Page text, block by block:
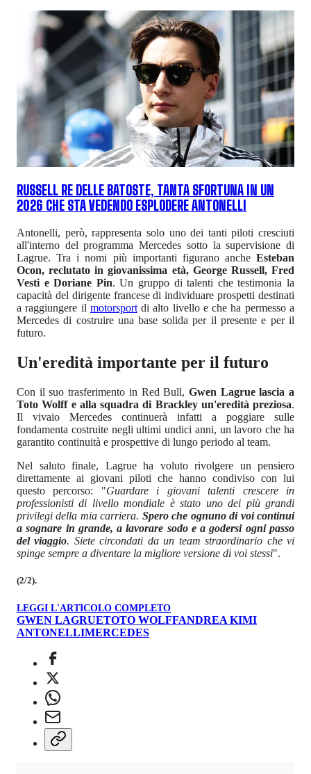
RUSSELL RE DELLE BATOSTE, TANTA SFORTUNA IN UN
2026 CHE STA VEDENDO ESPLODERE ANTONELLI
Antonelli, però, rappresenta solo uno dei tanti piloti cresciuti
all'interno del programma Mercedes sotto la supervisione di
Lagrue. Tra i nomi più importanti figurano anche Esteban
Ocon, reclutato in giovanissima età, George Russell, Fred
Vesti e Doriane Pin. Un gruppo di talenti che testimonia la
capacità del dirigente francese di individuare prospetti destinati
a raggiungere il motorsportdi alto livello e che ha permesso a
Mercedes di costruire una base solida per il presente e per il
futuro.
Un'eredità importante per il futuro
Con il suo trasferimento in Red Bull, Gwen Lagrue lascia a
Toto Wolff e alla squadra di Brackley un'eredità preziosa.
Il vivaio Mercedes continuerà infatti a poggiare sulle
fondamenta costruite negli ultimi undici anni, un lavoro che ha
garantito continuità e prospettive di lungo periodo al team.
Nel saluto finale, Lagrue ha voluto rivolgere un pensiero
direttamente ai giovani piloti che hanno condiviso con lui
questo percorso: "Guardare i giovani talenti crescere in
professionisti di livello mondiale è stato uno dei più grandi
privilegi della mia carriera. Spero che ognuno di voi continui
a sognare in grande, a lavorare sodo e a godersi ogni passo
del viaggio. Siete circondati da un team straordinario che vi
spinge sempre a diventare la migliore versione di voi stessi".
(2/2).
LEGGI L'ARTICOLO COMPLETO
GWEN LAGRUETOTO WOLFFANDREA KIMI
ANTONELLIMERCEDES